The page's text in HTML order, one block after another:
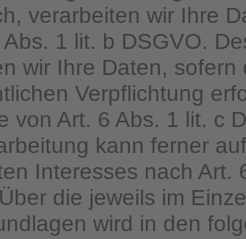
verarbeiten wir Ihre
1 lit. b DSGVO.
wir Ihre Daten, sofern
Verpflichtung
von Art. 6 Abs. 1 lit. c
kann ferner
Interesses nach Art.
die jeweils im
wird in den